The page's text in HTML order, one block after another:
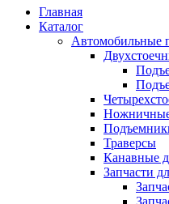
Главная
Каталог
Автомобильные
Траверсы
Канавные
Запчасти